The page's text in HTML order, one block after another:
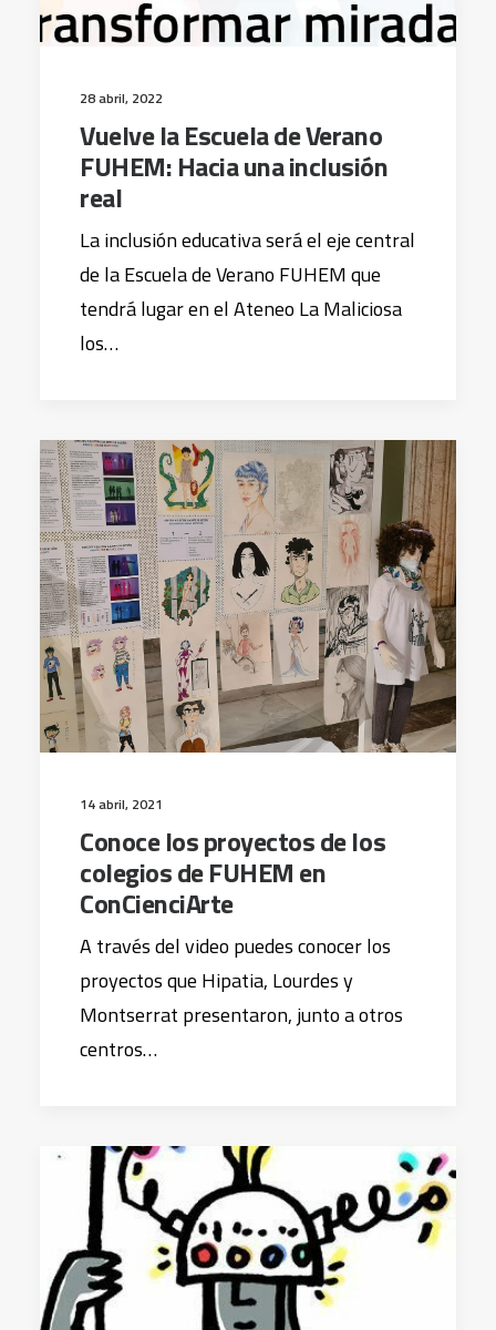
28 abril, 2022
Vuelve la Escuela de Verano
FUHEM: Hacia una inclusión
real
La inclusión educativa será el eje central
de la Escuela de Verano FUHEM que
tendrá lugar en el Ateneo La Maliciosa
los…
14 abril, 2021
Conoce los proyectos de los
colegios de FUHEM en
ConCienciArte
A través del video puedes conocer los
proyectos que Hipatia, Lourdes y
Montserrat presentaron, junto a otros
centros…